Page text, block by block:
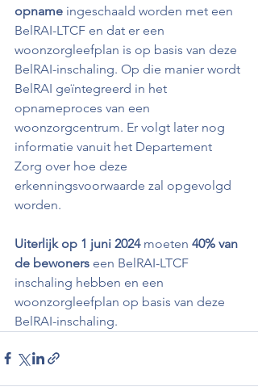
opname ingeschaald worden met een
BelRAI-LTCF en dat er een
woonzorgleefplan is op basis van deze
BelRAI-inschaling. Op die manier wordt
BelRAI geïntegreerd in het
opnameproces van een
woonzorgcentrum. Er volgt later nog
informatie vanuit het Departement
Zorg over hoe deze
erkenningsvoorwaarde zal opgevolgd
worden.
Uiterlijk op 1 juni 2024 moeten 40% van
de bewoners een BelRAI-LTCF
inschaling hebben en een
woonzorgleefplan op basis van deze
BelRAI-inschaling.